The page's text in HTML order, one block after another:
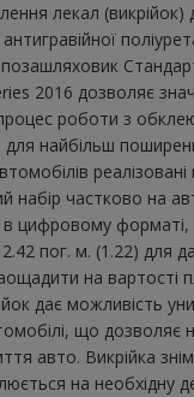
лекал
2016 дозволяє
роботи з
найбільш
набір частково на
в цифровому
пог. м. (1.22) для
на вартості
дає можливість
що дозволяє
авто. Викрійка
на необхідну